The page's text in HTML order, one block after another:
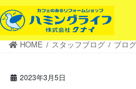
コ
ン
テ
ナ
ビ
ゲ
HOME スタッフブログ ブログ
2023年3月5日